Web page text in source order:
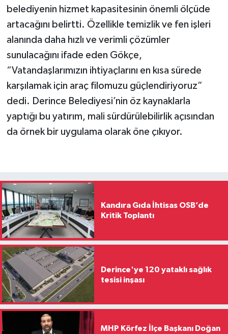
belediyenin hizmet kapasitesinin önemli ölçüde
artacağını belirtti. Özellikle temizlik ve fen işleri
alanında daha hızlı ve verimli çözümler
sunulacağını ifade eden Gökçe,
“Vatandaşlarımızın ihtiyaçlarını en kısa sürede
karşılamak için araç filomuzu güçlendiriyoruz”
dedi. Derince Belediyesi’nin öz kaynaklarla
yaptığı bu yatırım, mali sürdürülebilirlik açısından
da örnek bir uygulama olarak öne çıkıyor.
Kandıra Gıda İhtisas OSB’de
Kritik Toplantı
Derince'ye 120 yataklı sağlık
tesisi inşası
MHP Körfez İlçe Başkanı Doğan